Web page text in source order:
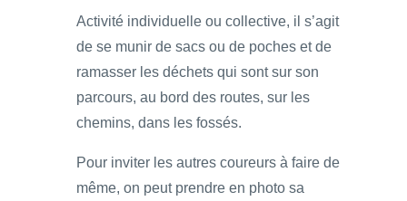
Activité individuelle ou collective, il s’agit
de se munir de sacs ou de poches et de
ramasser les déchets qui sont sur son
parcours, au bord des routes, sur les
chemins, dans les fossés.
Pour inviter les autres coureurs à faire de
même, on peut prendre en photo sa